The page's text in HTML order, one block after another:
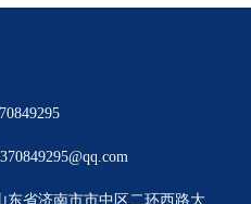
东省济南市市中区二环西路大